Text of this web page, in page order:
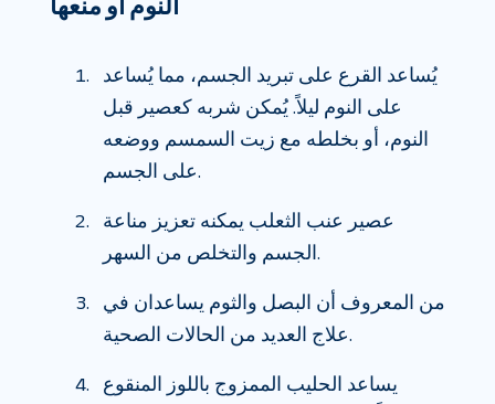
النوم أو منعها
يُساعد القرع على تبريد الجسم، مما يُساعد
على النوم ليلاً. يُمكن شربه كعصير قبل
النوم، أو بخلطه مع زيت السمسم ووضعه
على الجسم.
عصير عنب الثعلب يمكنه تعزيز مناعة
الجسم والتخلص من السهر.
من المعروف أن البصل والثوم يساعدان في
علاج العديد من الحالات الصحية.
يساعد الحليب الممزوج باللوز المنقوع